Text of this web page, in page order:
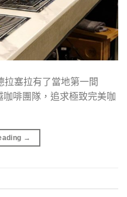
拉塞拉有了當地第一間
啡團隊，追求極致完美咖
→